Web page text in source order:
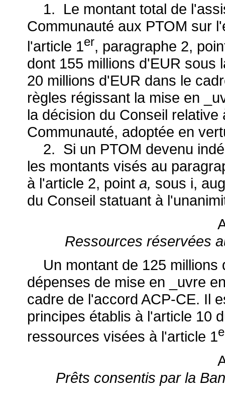
1. Le montant total de
Communauté aux PTOM sur
l'article 1er, paragraphe 2,
dont 155 millions d'EUR sous
20 millions d'EUR dans le
règles régissant la mise en
la décision du Conseil
Communauté, adoptée en
2. Si un PTOM devenu
les montants visés au
à l'article 2, point a, sous i,
du Conseil statuant à
Ressources réservées
Un montant de 125 millions
dépenses de mise en _uvre
cadre de l'accord ACP-CE. Il
principes établis à l'article 10
ressources visées à l'article 1
Prêts consentis par la